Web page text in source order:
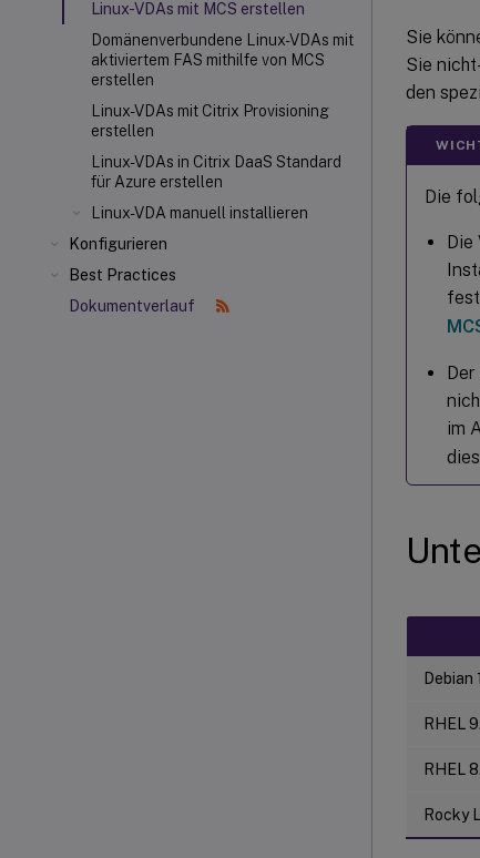
Linux-VDAs mit MCS erstellen
Domänenverbundene Linux-VDAs mit
aktiviertem FAS mithilfe von MCS
erstellen
Linux-VDAs mit Citrix Provisioning
erstellen
Linux-VDAs in Citrix DaaS Standard
für Azure erstellen
Linux-VDA manuell installieren
Konfigurieren
Best Practices
Dokumentverlauf
Sie
Sie
den
Die
Die
im
Debian
RHEL
RHEL
Rocky